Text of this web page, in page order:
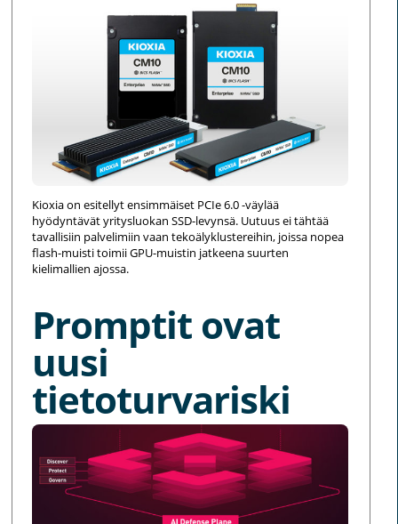
Kioxia on esitellyt ensimmäiset PCIe 6.0 -väylää
hyödyntävät yritysluokan SSD-levynsä. Uutuus ei tähtää
tavallisiin palvelimiin vaan tekoälyklustereihin, joissa nopea
flash-muisti toimii GPU-muistin jatkeena suurten
kielimallien ajossa.
Promptit ovat
uusi
tietoturvariski